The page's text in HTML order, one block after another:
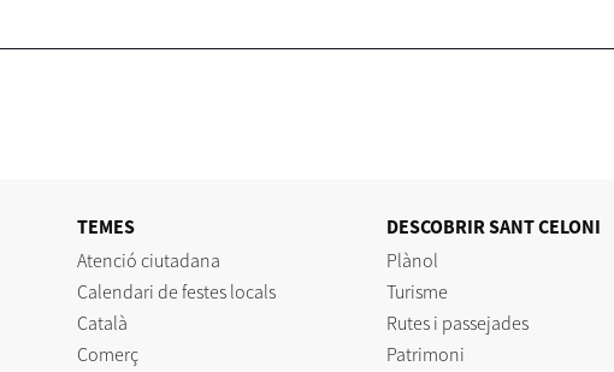
TEMES
Atenció ciutadana
Calendari de festes locals
Català
Comerç
DESCOBRIR SANT CELONI
Plànol
Turisme
Rutes i passejades
Patrimoni